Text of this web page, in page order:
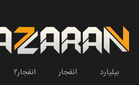
بیلیارد انفجار انفجار۲